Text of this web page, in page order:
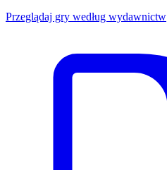
Przeglądaj gry według wydawnictw